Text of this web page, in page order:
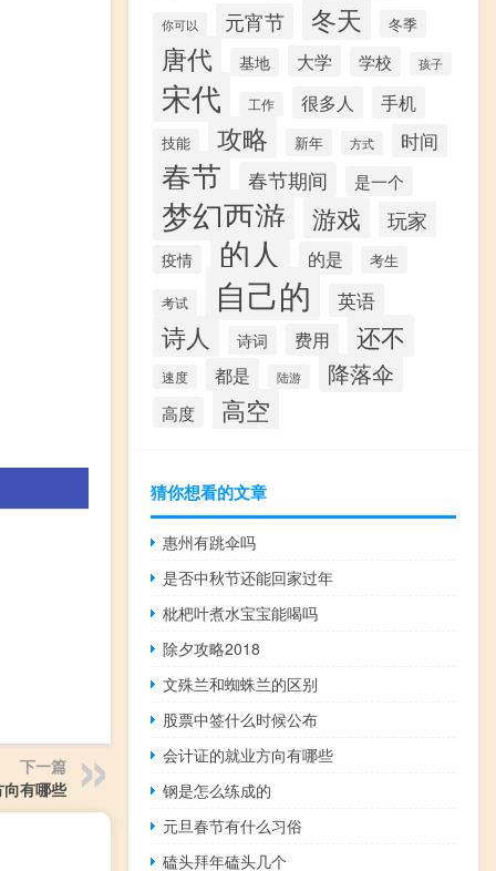
下一篇
有哪些
你可以 元宵节 冬天 冬季
唐代 基地 大学 学校 孩子
宋代 工作 很多人 手机
技能 攻略 新年 方式 时间
春节 春节期间 是一个
梦幻西游 游戏 玩家
疫情 的人 的是 考生
考试 自己的 英语
诗人 诗词 费用 还不
速度 都是 陆游 降落伞
高度 高空
猜你想看的文章
惠州有跳伞吗
是否中秋节还能回家过年
枇杷叶煮水宝宝能喝吗
除夕攻略2018
文殊兰和蜘蛛兰的区别
股票中签什么时候公布
会计证的就业方向有哪些
钢是怎么练成的
元旦春节有什么习俗
磕头拜年磕头几个